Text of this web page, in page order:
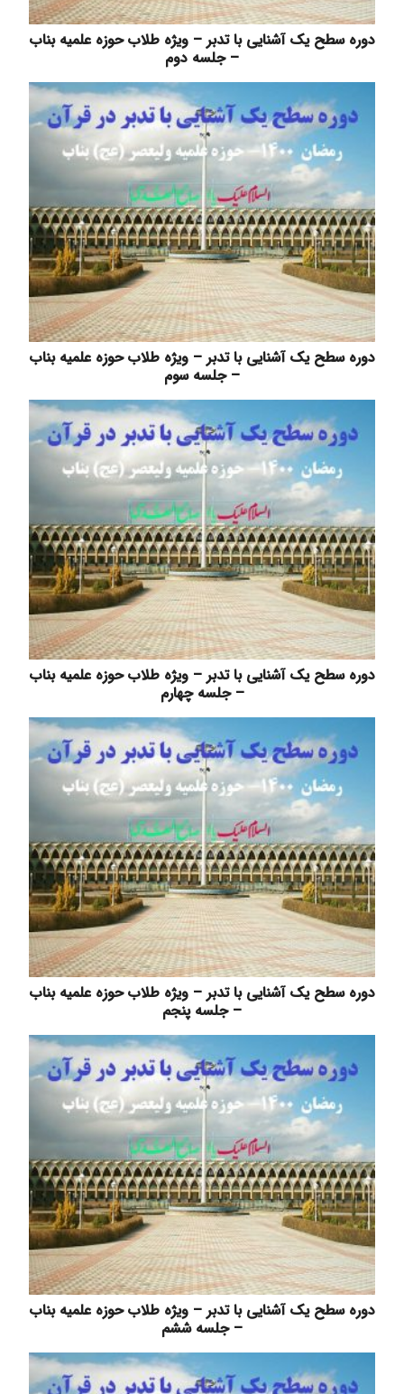
دوره سطح یک آشنایی با تدبر – ویژه طلاب حوزه علمیه بناب
– جلسه دوم
دوره سطح یک آشنایی با تدبر – ویژه طلاب حوزه علمیه بناب
– جلسه سوم
دوره سطح یک آشنایی با تدبر – ویژه طلاب حوزه علمیه بناب
– جلسه چهارم
دوره سطح یک آشنایی با تدبر – ویژه طلاب حوزه علمیه بناب
– جلسه پنجم
دوره سطح یک آشنایی با تدبر – ویژه طلاب حوزه علمیه بناب
– جلسه ششم